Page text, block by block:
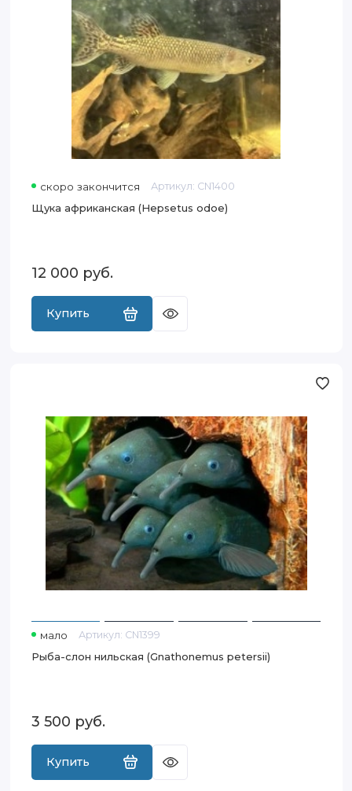
скоро закончится Артикул: CN1400
Щука африканская (Hepsetus odoe)
12 000 руб.
Купить
(Gnathonemus
petersii)
мало Артикул: CN1399
Рыба-слон нильская (Gnathonemus petersii)
3 500 руб.
Купить